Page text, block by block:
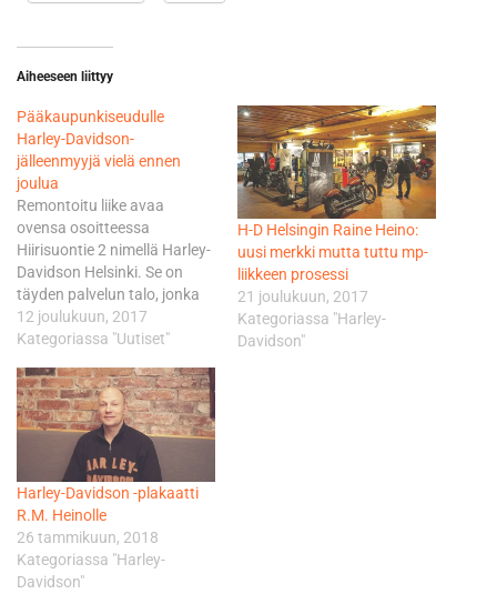
Aiheeseen liittyy
Pääkaupunkiseudulle
Harley-Davidson-
jälleenmyyjä vielä ennen
joulua
Remontoitu liike avaa
ovensa osoitteessa
Hiirisuontie 2 nimellä Harley-
Davidson Helsinki. Se on
täyden palvelun talo, jonka
valikoimaan kuuluu
merkkipyörien lisäksi ajo- ja
Harley-Davidsonin
Motorclothes-malliston
vaatteita. Repertuaarista
löytyvät myös huolto- ja
korjaamopalvelut,
rahoituspalvelut ja -tuotteet
sekä moottoripyörien
kustomointipalvelu.
”Monivaiheisen
hakuprosessin jälkeen
12 joulukuun, 2017
Kategoriassa "Uutiset"
H-D Helsingin Raine Heino:
uusi merkki mutta tuttu mp-
liikkeen prosessi
21 joulukuun, 2017
Kategoriassa "Harley-
Davidson"
Harley-Davidson -plakaatti
R.M. Heinolle
26 tammikuun, 2018
Kategoriassa "Harley-
Davidson"